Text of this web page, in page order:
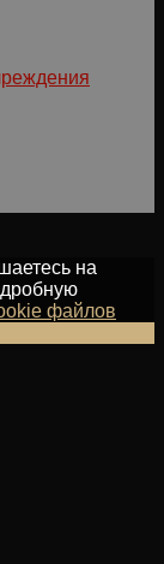
на
файлов